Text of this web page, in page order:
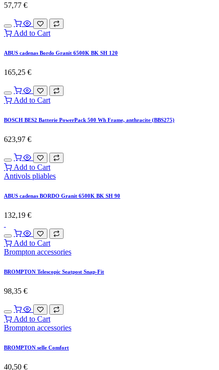
57,77 €
Add to Cart
ABUS cadenas Bordo Granit 6500K BK SH 120
165,25 €
Add to Cart
BOSCH BES2 Batterie PowerPack 500 Wh Frame, anthracite (BBS275)
623,97 €
Add to Cart
Antivols pliables
ABUS cadenas BORDO Granit 6500K BK SH 90
132,19 €
Add to Cart
Brompton accessories
BROMPTON Telescopic Seatpost Snap-Fit
98,35 €
Add to Cart
Brompton accessories
BROMPTON selle Comfort
40,50 €